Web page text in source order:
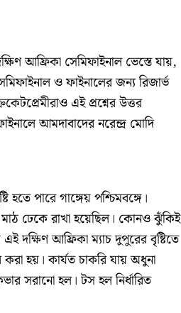
আফ্রিকা সেমিফাইনাল ভেস্তে যায়,
ও ফাইনালের জন্য রিজার্ভ
এই প্রশ্নের উত্তর
আমদাবাদের নরেন্দ্র মোদি
পারে গাঙ্গেয় পশ্চিমবঙ্গে।
ঢেকে রাখা হয়েছিল। কোনও ঝুঁকিই
আফ্রিকা ম্যাচ দুপুরের বৃষ্টিতে
হয়। কার্যত চাকরি যায় অধুনা
সরানো হল। টস হল নির্ধারিত